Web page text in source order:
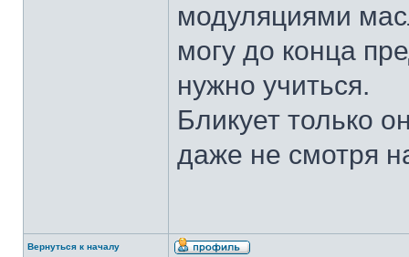
модуляциями
могу до конца
нужно учиться.
Бликует только
даже не смотря
Вернуться к началу